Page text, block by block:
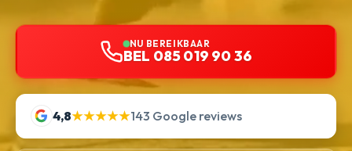
NU BEREIKBAAR
BEL 085 019 90 36
4,8★★★★★143 Google reviews